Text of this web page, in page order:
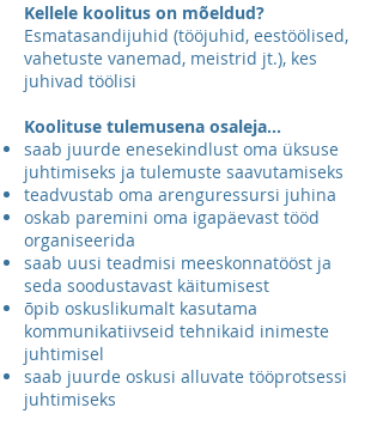
Kellele koolitus on mõeldud?
Esmatasandijuhid (tööjuhid, eestöölised,
vahetuste vanemad, meistrid jt.), kes
juhivad töölisi
Koolituse tulemusena osaleja...
saab juurde enesekindlust oma üksuse
juhtimiseks ja tulemuste saavutamiseks
teadvustab oma arenguressursi juhina
oskab paremini oma igapäevast tööd
organiseerida
saab uusi teadmisi meeskonnatööst ja
seda soodustavast käitumisest
õpib oskuslikumalt kasutama
kommunikatiivseid tehnikaid inimeste
juhtimisel
saab juurde oskusi alluvate tööprotsessi
juhtimiseks